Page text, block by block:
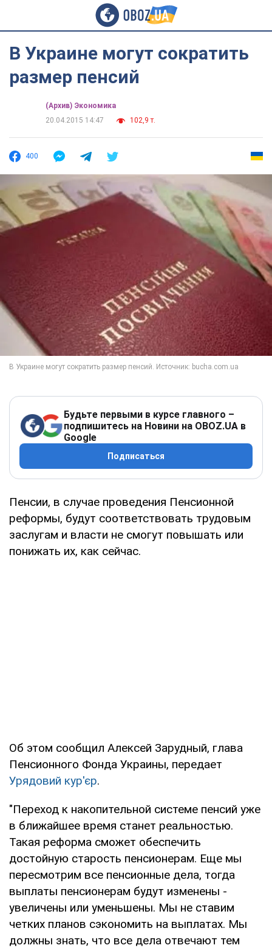
В Украине могут сократить
размер пенсий
(Архив) Экономика
20.04.2015 14:47
102,9 т.
400
Будьте первыми в курсе главного –
подпишитесь на Новини на OBOZ.UA в
Google
Подписаться
Пенсии, в случае проведения Пенсионной
реформы, будут соответствовать трудовым
заслугам и власти не смогут повышать или
понижать их, как сейчас.
Об этом сообщил Алексей Зарудный, глава
Пенсионного Фонда Украины, передает
Урядовий кур'єр.
"Переход к накопительной системе пенсий уже
в ближайшее время станет реальностью.
Такая реформа сможет обеспечить
достойную старость пенсионерам. Еще мы
пересмотрим все пенсионные дела, тогда
выплаты пенсионерам будут изменены -
увеличены или уменьшены. Мы не ставим
четких планов сэкономить на выплатах. Мы
должны знать, что все дела отвечают тем